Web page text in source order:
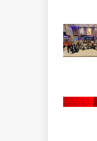
. . . . . . .